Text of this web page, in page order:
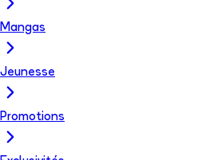
Mangas
Jeunesse
Promotions